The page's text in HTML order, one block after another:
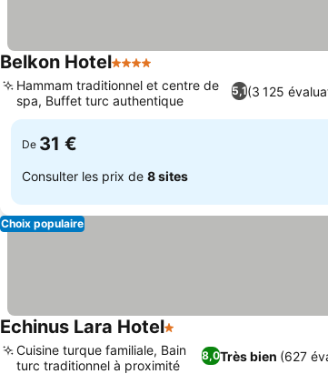
Belkon Hotel4 Étoiles
5,1(3 125
Hammam traditionnel et centre de
spa, Buffet turc authentique
De 31 €
Consulter les prix de 8 sites
Choix populaire
Echinus Lara Hotel1 Étoiles
8,0Très bien (627
Cuisine turque familiale, Bain
turc traditionnel à proximité